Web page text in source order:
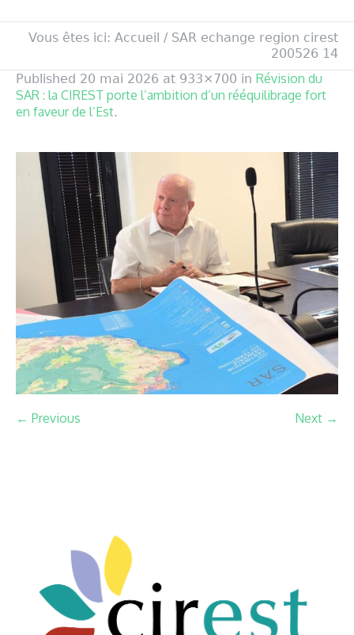
Vous êtes ici: Accueil / SAR echange region cirest
200526 14
Published 20 mai 2026 at 933×700 in Révision du
SAR : la CIREST porte l’ambition d’un rééquilibrage fort
en faveur de l’Est.
← Previous Next →